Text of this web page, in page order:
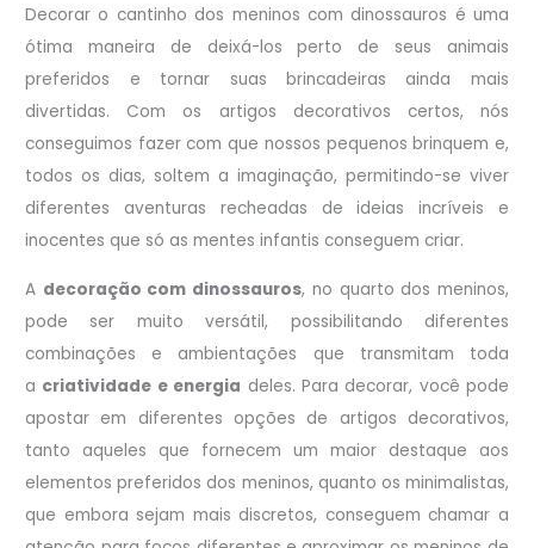
Decorar o cantinho dos meninos com dinossauros é uma
ótima maneira de deixá-los perto de seus animais
preferidos e tornar suas brincadeiras ainda mais
divertidas. Com os artigos decorativos certos, nós
conseguimos fazer com que nossos pequenos brinquem e,
todos os dias, soltem a imaginação, permitindo-se viver
diferentes aventuras recheadas de ideias incríveis e
inocentes que só as mentes infantis conseguem criar.
A decoração com dinossauros, no quarto dos meninos,
pode ser muito versátil, possibilitando diferentes
combinações e ambientações que transmitam toda
a criatividade e energia deles. Para decorar, você pode
apostar em diferentes opções de artigos decorativos,
tanto aqueles que fornecem um maior destaque aos
elementos preferidos dos meninos, quanto os minimalistas,
que embora sejam mais discretos, conseguem chamar a